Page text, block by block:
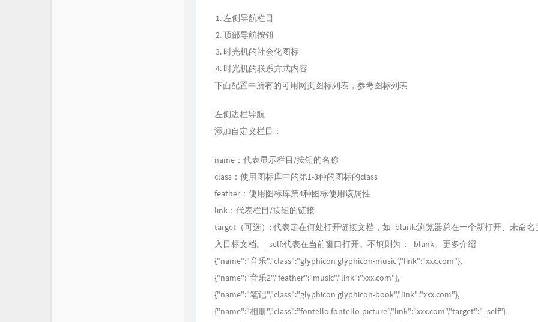
左侧导航栏目
顶部导航按钮
时光机的社会化图标
时光机的联系方式内容
下面配置中所有的可用网页图标列表，参考图标列表
左侧边栏导航
添加自定义栏目：
name：代表显示栏目/按钮的名称
class：使用图标库中的第1-3种的图标的class
feather：使用图标库第4种图标使用该属性
link：代表栏目/按钮的链接
target（可选）: 代表定在何处打开链接文档，如_blank:浏览器总在一个新打开、未命名
入目标文档。_self:代表在当前窗口打开。不填则为：_blank。更多介绍
{"name":"音乐","class":"glyphicon glyphicon-music","link":"xxx.com"},
{"name":"音乐2","feather":"music","link":"xxx.com"},
{"name":"笔记","class":"glyphicon glyphicon-book","link":"xxx.com"},
{"name":"相册","class":"fontello fontello-picture","link":"xxx.com","target":"_self"}